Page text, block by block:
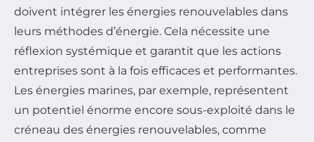
doivent intégrer les énergies renouvelables dans
leurs méthodes d’énergie. Cela nécessite une
réflexion systémique et garantit que les actions
entreprises sont à la fois efficaces et performantes.
Les énergies marines, par exemple, représentent
un potentiel énorme encore sous-exploité dans le
créneau des énergies renouvelables, comme